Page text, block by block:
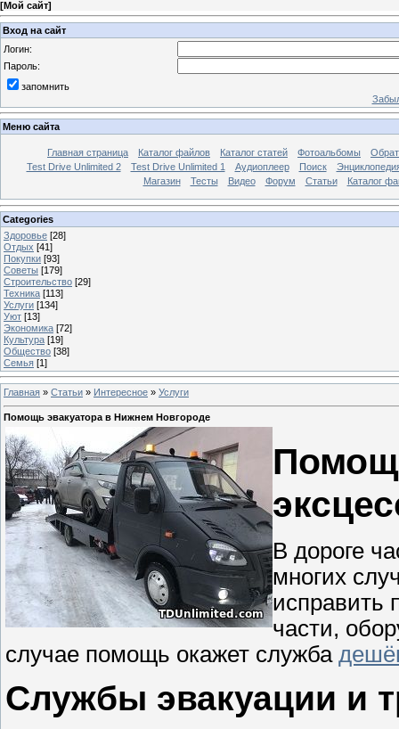
[Мой сайт]
Вход на сайт
Логин:
Пароль:
запомнить
Меню сайта
Главная страница Каталог файлов Каталог статей Фотоальбомы
Test Drive Unlimited 2
Test Drive Unlimited 1 Аудиоплеер Поиск
Магазин
Тесты Видео Форум Статьи Каталог
Categories
Здоровье [28]
Отдых [41]
Покупки [93]
Советы [179]
Строительство [29]
Техника [113]
Услуги [134]
Уют [13]
Экономика [72]
Культура [19]
Общество [38]
Семья [1]
Главная » Статьи » Интересное » Услуги
Помощь эвакуатора в Нижнем Новгороде
В дороге
многих
исправить
части,
случае помощь окажет служба
Службы эвакуации и